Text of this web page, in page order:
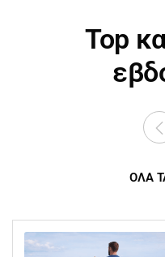
Top
ΟΛΑ